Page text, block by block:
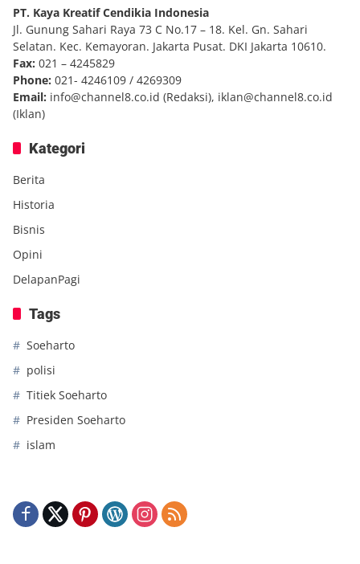
PT. Kaya Kreatif Cendikia Indonesia
Jl. Gunung Sahari Raya 73 C No.17 – 18. Kel. Gn. Sahari
Selatan. Kec. Kemayoran. Jakarta Pusat. DKI Jakarta 10610.
Fax: 021 – 4245829
Phone: 021- 4246109 / 4269309
Email: info@channel8.co.id (Redaksi), iklan@channel8.co.id
(Iklan)
Kategori
Berita
Historia
Bisnis
Opini
DelapanPagi
Tags
Soeharto
polisi
Titiek Soeharto
Presiden Soeharto
islam